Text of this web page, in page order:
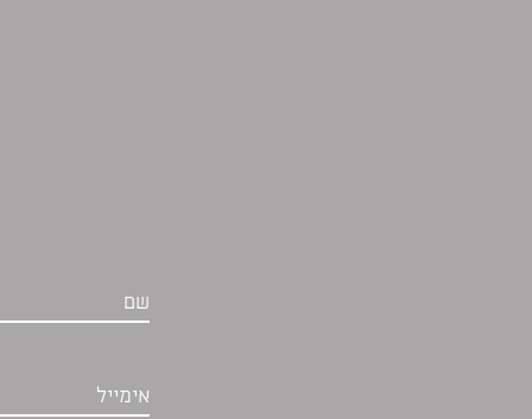
שם
אימייל